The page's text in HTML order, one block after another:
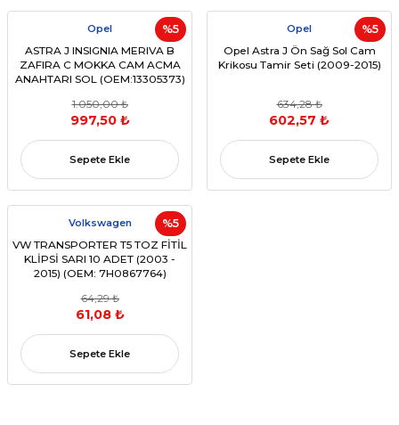
%5
Opel
ASTRA J INSIGNIA MERIVA B
ZAFIRA C MOKKA CAM ACMA
ANAHTARI SOL (OEM:13305373)
1.050,00 ₺
997,50 ₺
Sepete Ekle
%5
Opel
Opel Astra J Ön Sağ Sol Cam
Krikosu Tamir Seti (2009-2015)
634,28 ₺
602,57 ₺
Sepete Ekle
%5
Volkswagen
VW TRANSPORTER T5 TOZ FİTİL
KLİPSİ SARI 10 ADET (2003 -
2015) (OEM: 7H0867764)
64,29 ₺
61,08 ₺
Sepete Ekle